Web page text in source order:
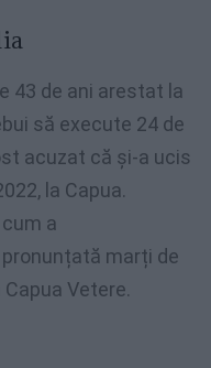
43 de ani arestat la
să execute 24 de
acuzat că și-a ucis
la Capua.
a
marți de
Vetere.